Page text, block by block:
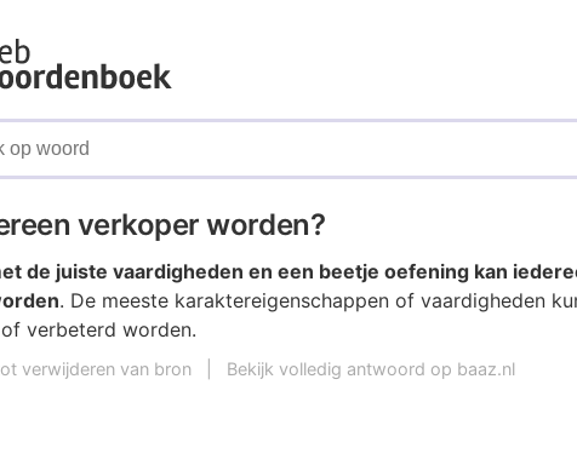
verkoper worden?
de juiste vaardigheden en een beetje oefening kan
. De meeste karaktereigenschappen of vaardigheden
verbeterd worden.
verwijderen van bron Bekijk volledig antwoord op baaz.nl